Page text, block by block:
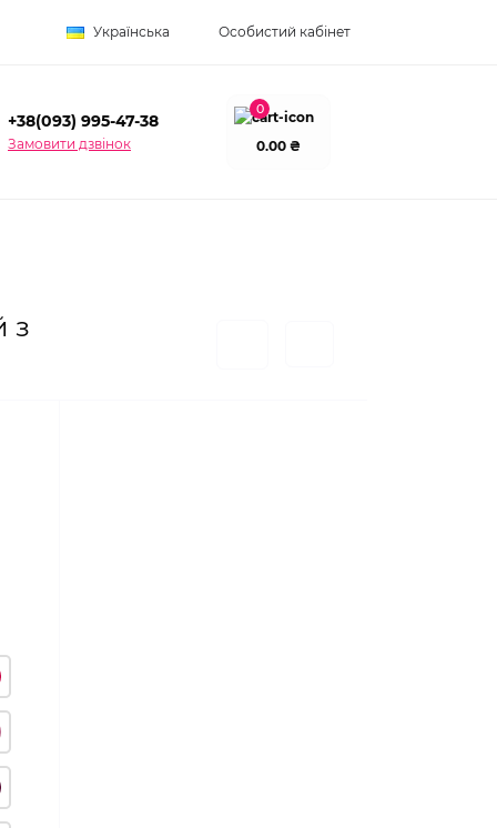
Українська Особистий кабінет
+38(093) 995-47-38
Замовити дзвінок
0
0.00 ₴
з